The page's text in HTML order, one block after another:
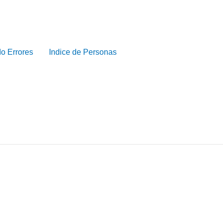
Errores Indice de Personas